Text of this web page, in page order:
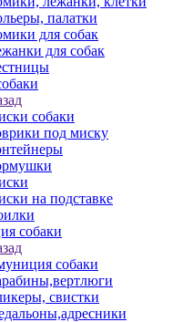
палатки
для собак
для собак
собаки
под миску
на подставке
собаки
собаки
свистки